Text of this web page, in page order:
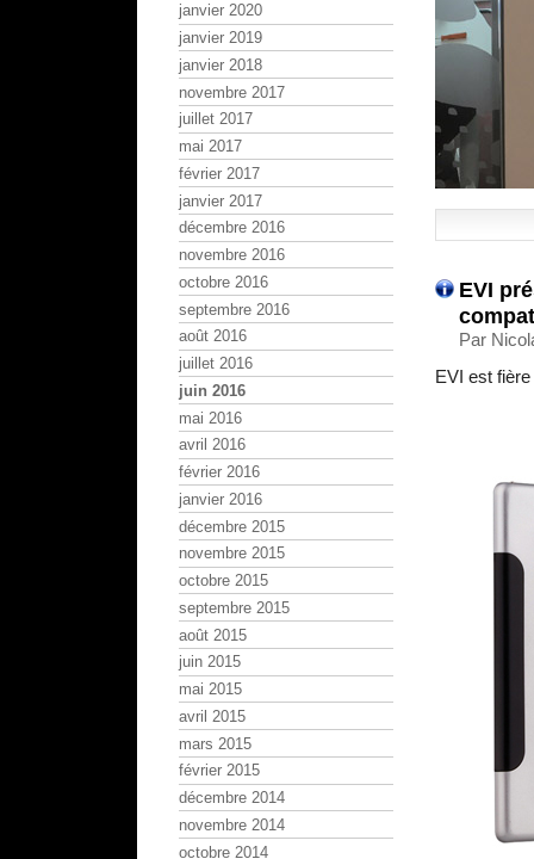
EVI
Par
EVI est
janvier 2020
janvier 2019
janvier 2018
novembre 2017
juillet 2017
mai 2017
février 2017
janvier 2017
décembre 2016
novembre 2016
octobre 2016
septembre 2016
août 2016
juillet 2016
juin 2016
mai 2016
avril 2016
février 2016
janvier 2016
décembre 2015
novembre 2015
octobre 2015
septembre 2015
août 2015
juin 2015
mai 2015
avril 2015
mars 2015
février 2015
décembre 2014
novembre 2014
octobre 2014